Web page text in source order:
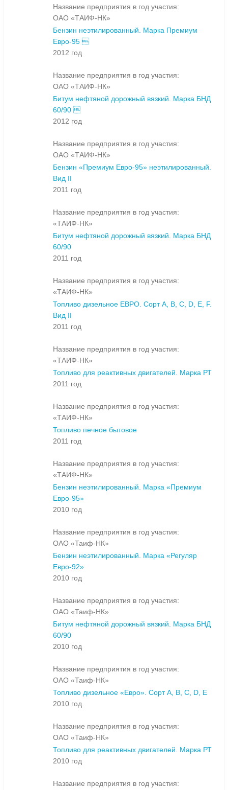
Название предприятия в год участия:
ОАО «ТАИФ-НК»
Бензин неэтилированный. Марка Премиум
Евро-95 
2012 год
Название предприятия в год участия:
ОАО «ТАИФ-НК»
Битум нефтяной дорожный вязкий. Марка БНД
60/90 
2012 год
Название предприятия в год участия:
ОАО «ТАИФ-НК»
Бензин «Премиум Евро-95» неэтилированный.
Вид II
2011 год
Название предприятия в год участия:
«ТАИФ-НК»
Битум нефтяной дорожный вязкий. Марка БНД
60/90
2011 год
Название предприятия в год участия:
«ТАИФ-НК»
Топливо дизельное ЕВРО. Сорт A, B, C, D, E, F.
Вид II
2011 год
Название предприятия в год участия:
«ТАИФ-НК»
Топливо для реактивных двигателей. Марка РТ
2011 год
Название предприятия в год участия:
«ТАИФ-НК»
Топливо печное бытовое
2011 год
Название предприятия в год участия:
«ТАИФ-НК»
Бензин неэтилированный. Марка «Премиум
Евро-95»
2010 год
Название предприятия в год участия:
ОАО «Таиф-НК»
Бензин неэтилированный. Марка «Регуляр
Евро-92»
2010 год
Название предприятия в год участия:
ОАО «Таиф-НК»
Битум нефтяной дорожный вязкий. Марка БНД
60/90
2010 год
Название предприятия в год участия:
ОАО «Таиф-НК»
Топливо дизельное «Евро». Сорт A, B, C, D, E
2010 год
Название предприятия в год участия:
ОАО «Таиф-НК»
Топливо для реактивных двигателей. Марка РТ
2010 год
Название предприятия в год участия: